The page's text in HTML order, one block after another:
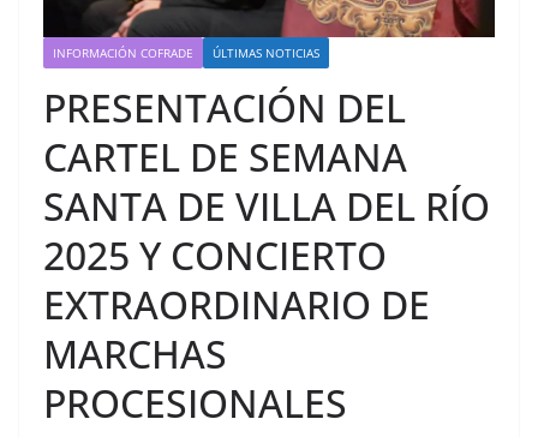
INFORMACIÓN COFRADE ÚLTIMAS NOTICIAS
PRESENTACIÓN DEL
CARTEL DE SEMANA
SANTA DE VILLA DEL RÍO
2025 Y CONCIERTO
EXTRAORDINARIO DE
MARCHAS
PROCESIONALES